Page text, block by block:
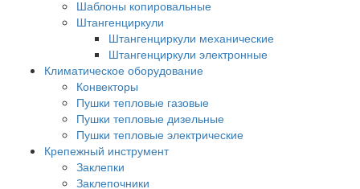
Шаблоны копировальные
Штангенциркули
Штангенциркули механические
Штангенциркули электронные
Климатическое оборудование
Конвекторы
Пушки тепловые газовые
Пушки тепловые дизельные
Пушки тепловые электрические
Крепежный инструмент
Заклепки
Заклепочники